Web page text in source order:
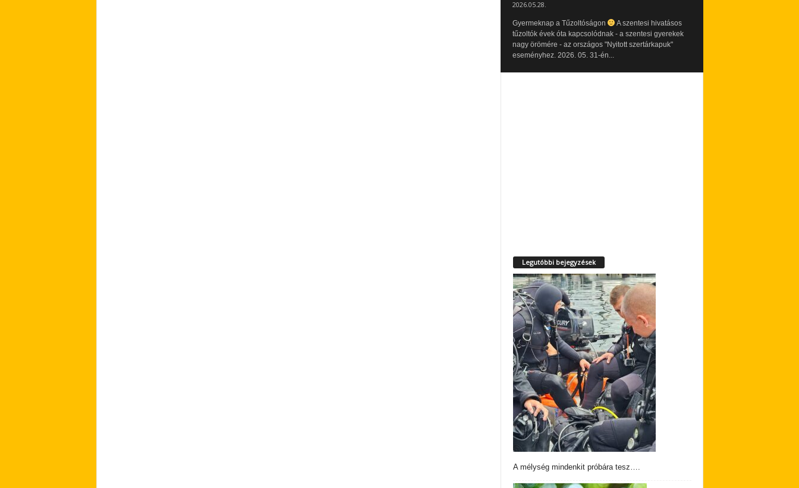
2026.05.28.
Gyermeknap a Tűzoltóságon
A szentesi hivatásos
tűzoltók évek óta kapcsolódnak - a szentesi gyerekek
nagy örömére - az országos "Nyitott szertárkapuk"
eseményhez. 2026. 05. 31-én...
Legutóbbi bejegyzések
A mélység mindenkit próbára tesz….